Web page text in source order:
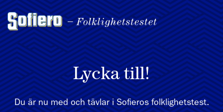
Lycka till!
Du är nu med och tävlar i Sofieros folklighetstest.